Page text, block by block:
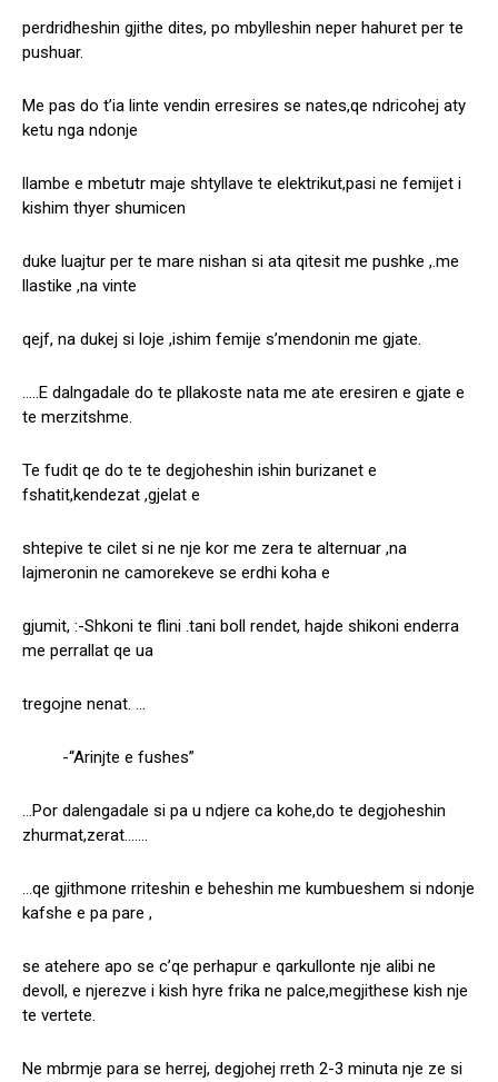
perdridheshin gjithe dites, po mbylleshin neper hahuret per te
pushuar.
Me pas do t’ia linte vendin erresires se nates,qe ndricohej aty
ketu nga ndonje
llambe e mbetutr maje shtyllave te elektrikut,pasi ne femijet i
kishim thyer shumicen
duke luajtur per te mare nishan si ata qitesit me pushke ,.me
llastike ,na vinte
qejf, na dukej si loje ,ishim femije s’mendonin me gjate.
…..E dalngadale do te pllakoste nata me ate eresiren e gjate e
te merzitshme.
Te fudit qe do te te degjoheshin ishin burizanet e
fshatit,kendezat ,gjelat e
shtepive te cilet si ne nje kor me zera te alternuar ,na
lajmeronin ne camorekeve se erdhi koha e
gjumit, :-Shkoni te flini .tani boll rendet, hajde shikoni enderra
me perrallat qe ua
tregojne nenat. …
-“Arinjte e fushes”
…Por dalengadale si pa u ndjere ca kohe,do te degjoheshin
zhurmat,zerat…….
…qe gjithmone rriteshin e beheshin me kumbueshem si ndonje
kafshe e pa pare ,
se atehere apo se c’qe perhapur e qarkullonte nje alibi ne
devoll, e njerezve i kish hyre frika ne palce,megjithese kish nje
te vertete.
Ne mbrmje para se herrej, degjohej rreth 2-3 minuta nje ze si